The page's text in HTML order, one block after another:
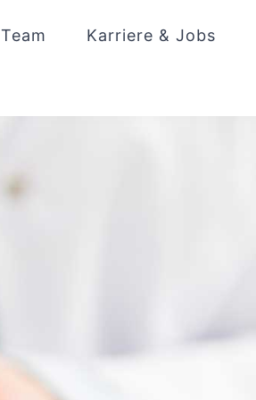
Team Karriere & Jobs